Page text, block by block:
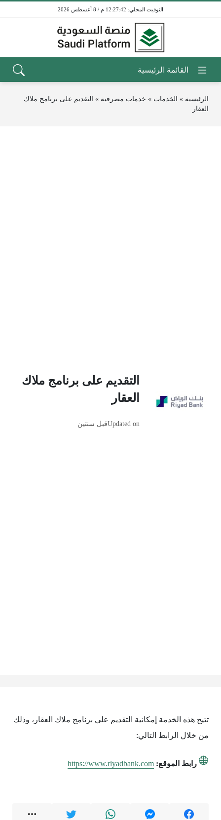
12:27:42 م / 8 أغسطس 2026
الرئيسية » الخدمات » خدمات مصرفية » التقديم على برنامج ملاك
العقار
التقديم على برنامج ملاك
العقار
Updated onقبل سنتين
تتيح هذه الخدمة إمكانية التقديم على برنامج ملاك العقار، وذلك
من خلال الرابط التالي:
رابط الموقع: https://www.riyadbank.com